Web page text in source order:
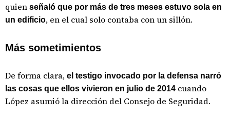
quien señaló que por más de tres meses estuvo sola en
un edificio, en el cual solo contaba con un sillón.
Más sometimientos
De forma clara, el testigo invocado por la defensa narró
las cosas que ellos vivieron en julio de 2014 cuando
López asumió la dirección del Consejo de Seguridad.